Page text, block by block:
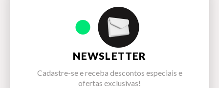
NEWSLETTER
Cadastre-se e receba descontos especiais e
ofertas exclusivas!